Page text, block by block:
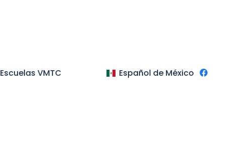
Escuelas VMTC Español de México